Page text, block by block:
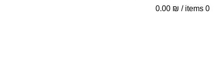
0
items
/
0.00 ₪